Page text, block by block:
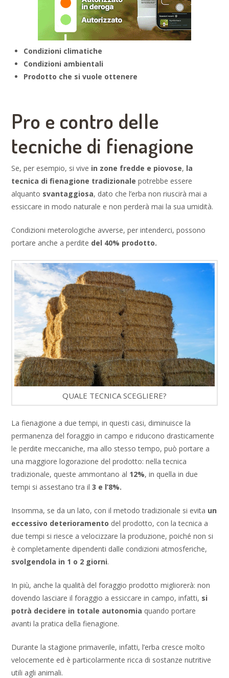
Condizioni climatiche
Condizioni ambientali
Prodotto che si vuole ottenere
Pro e contro delle
tecniche di fienagione
Se, per esempio, si vive in zone fredde e piovose, la
tecnica di fienagione tradizionale potrebbe essere
alquanto svantaggiosa, dato che l’erba non riuscirà mai a
essiccare in modo naturale e non perderà mai la sua umidità.
Condizioni meterologiche avverse, per intenderci, possono
portare anche a perdite del 40% prodotto.
QUALE TECNICA SCEGLIERE?
La fienagione a due tempi, in questi casi, diminuisce la
permanenza del foraggio in campo e riducono drasticamente
le perdite meccaniche, ma allo stesso tempo, può portare a
una maggiore logorazione del prodotto: nella tecnica
tradizionale, queste ammontano al 12%, in quella in due
tempi si assestano tra il3 e l’8%.
Insomma, se da un lato, con il metodo tradizionale si evita un
eccessivo deterioramento del prodotto, con la tecnica a
due tempi si riesce a velocizzare la produzione, poiché non si
è completamente dipendenti dalle condizioni atmosferiche,
svolgendola in 1 o 2 giorni.
In più, anche la qualità del foraggio prodotto migliorerà: non
dovendo lasciare il foraggio a essiccare in campo, infatti, si
potrà decidere in totale autonomia quando portare
avanti la pratica della fienagione.
Durante la stagione primaverile, infatti, l’erba cresce molto
velocemente ed è particolarmente ricca di sostanze nutritive
utili agli animali.